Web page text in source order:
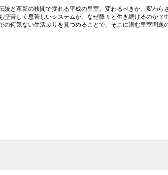
統と革新の狭間で揺れる平成の皇室。変わるべきか、変わ
苦しく息苦しいシステムが、なぜ脈々と生き続けるのか？
何気ない生活ぶりを見つめることで、そこに潜む皇室問題